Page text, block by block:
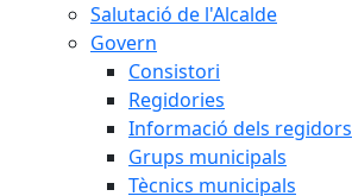
Salutació de l'Alcalde
Govern
Consistori
Regidories
Informació dels regidors
Grups municipals
Tècnics municipals